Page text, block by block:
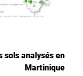
sols analysés en
Martinique